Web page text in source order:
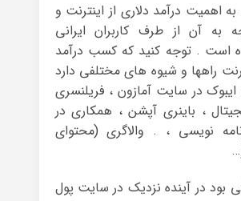
به اهمیت درآمد دلاری از اینترنت و
به آن از طرف کاربران ایرانی
است . توجه کنید که کسب درآمد
راهها و شیوه های مختلفی دارد
در سایت آمازون ، فریلنسری
، باینری آپشن ، همکاری در
نویسی ، . والاگری (محتوای
بود در آینده نزدیک در سایت پول